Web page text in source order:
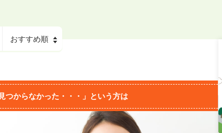
つからなかった・・・」という方は